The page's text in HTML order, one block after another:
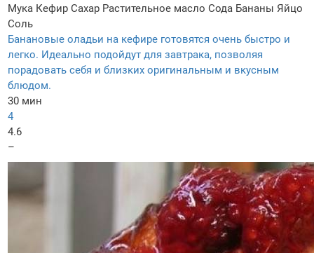
Мука Кефир Сахар Растительное масло Сода Бананы Яйцо
Соль
Банановые оладьи на кефире готовятся очень быстро и
легко. Идеально подойдут для завтрака, позволяя
порадовать себя и близких оригинальным и вкусным
блюдом.
30 мин
4
4.6
–